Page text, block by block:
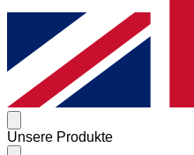
Unsere Produkte